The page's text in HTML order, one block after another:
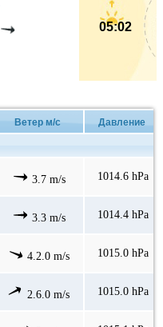
05:02
Ветер м/с Давление
3.7 m/s 1014.6 hPa
3.3 m/s 1014.4 hPa
4.2.0 m/s 1015.0 hPa
2.6.0 m/s 1015.0 hPa